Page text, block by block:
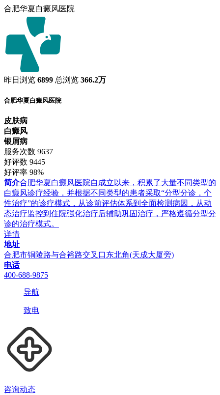
合肥华夏白癜风医院
昨日浏览 6899 总浏览 366.2万
合肥华夏白癜风医院
皮肤病
白癜风
银屑病
服务次数 9637
好评数 9445
好评率 98%
简介合肥华夏白癜风医院自成立以来，积累了大量不同类型的
白癜风诊疗经验，并根据不同类型的患者采取“分型分诊，个
性治疗”的诊疗模式，从诊前评估体系到全面检测病因，从动
态治疗监控到住院强化治疗后辅助巩固治疗，严格遵循分型分
诊的治疗模式。
详情
地址
合肥市铜陵路与合裕路交叉口东北角(天成大厦旁)
电话
400-688-9875
导航
致电
咨询动态